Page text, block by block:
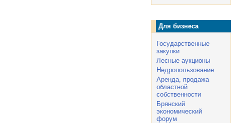
Для бизнеса
Государственные
закупки
Лесные аукционы
Недропользование
Аренда, продажа
областной
собственности
Брянский
экономический
форум